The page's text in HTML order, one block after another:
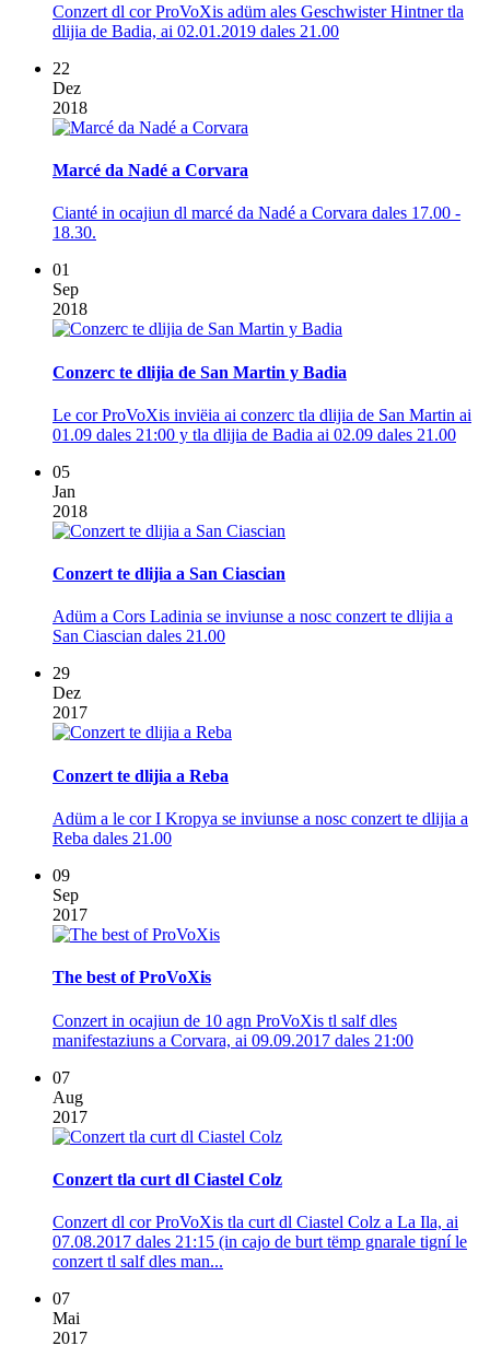
Conzert dl cor ProVoXis adüm ales Geschwister Hintner tla
dlijia de Badia, ai 02.01.2019 dales 21.00
22
Dez
2018
Marcé da Nadé a Corvara
Cianté in ocajiun dl marcé da Nadé a Corvara dales 17.00 -
18.30.
01
Sep
2018
Conzerc te dlijia de San Martin y Badia
Le cor ProVoXis inviëia ai conzerc tla dlijia de San Martin ai
01.09 dales 21:00 y tla dlijia de Badia ai 02.09 dales 21.00
05
Jan
2018
Conzert te dlijia a San Ciascian
Adüm a Cors Ladinia se inviunse a nosc conzert te dlijia a
San Ciascian dales 21.00
29
Dez
2017
Conzert te dlijia a Reba
Adüm a le cor I Kropya se inviunse a nosc conzert te dlijia a
Reba dales 21.00
09
Sep
2017
The best of ProVoXis
Conzert in ocajiun de 10 agn ProVoXis tl salf dles
manifestaziuns a Corvara, ai 09.09.2017 dales 21:00
07
Aug
2017
Conzert tla curt dl Ciastel Colz
Conzert dl cor ProVoXis tla curt dl Ciastel Colz a La Ila, ai
07.08.2017 dales 21:15 (in cajo de burt tëmp gnarale tigní le
conzert tl salf dles man...
07
Mai
2017